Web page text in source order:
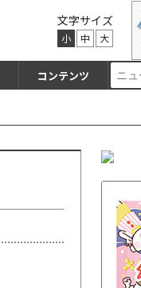
文字サイズ
小 中 大
コンテンツ